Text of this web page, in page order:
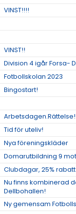
VINST!!!!
VINST!!
Division 4 igår Forsa-
Fotbollskolan 2023
Bingostart!
Arbetsdagen.Rättelse!
Tid för uteliv!
Nya föreningskläder
Domarutbildning 9
Clubdagar, 25%
Nu finns kombinerad
Dellbohallen!
Ny gemensam